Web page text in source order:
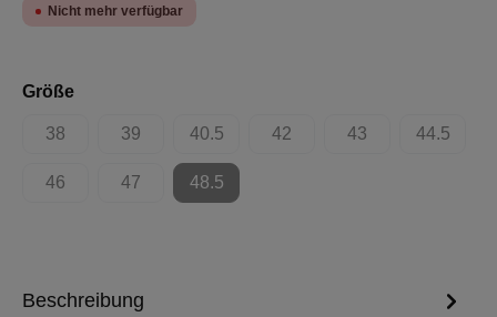
Nicht mehr verfügbar
Größeauswählen
38
(Diese Option ist zurzeit nicht verfügbar.)
39
(Diese Option ist zurzeit nicht verfügbar.)
40.5
(Diese Option ist zurzeit nicht verfügbar.)
42
(Diese Option ist zurzeit nicht
43
(Diese Option ist
44.5
(Diese
46
(Diese Option ist zurzeit nicht verfügbar.)
47
(Diese Option ist zurzeit nicht verfügbar.)
48.5
(Diese Option ist zurzeit nicht verfügbar.)
Beschreibung